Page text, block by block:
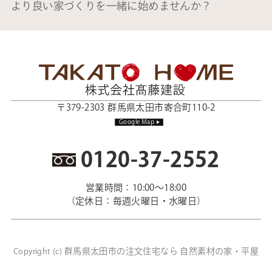
より良い家づくりを一緒に始めませんか？
〒379-2303 群馬県太田市寄合町110-2
Google Map
0120-37-2552
営業時間：10:00～18:00
（定休日：毎週火曜日・水曜日）
Copyright (c) 群馬県太田市の注文住宅なら 自然素材の家・平屋